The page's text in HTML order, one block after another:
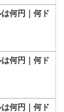
何円｜何ド
何円｜何ド
何円｜何ド